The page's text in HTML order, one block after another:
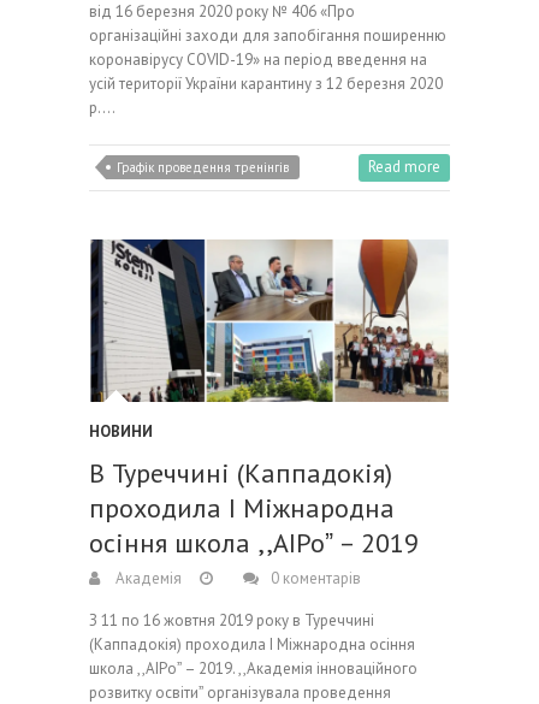
від 16 березня 2020 року № 406 «Про
організаційні заходи для запобігання поширенню
коронавірусу COVID-19» на період введення на
усій території України карантину з 12 березня 2020
р.…
Графік проведення тренінгів Read more
НОВИНИ
В Туреччині (Каппадокія)
проходила І Міжнародна
осіння школа ,,АІРоˮ – 2019
Академія 0 коментарів
З 11 по 16 жовтня 2019 року в Туреччині
(Каппадокія) проходила І Міжнародна осіння
школа ,,АІРоˮ – 2019. ,,Академія інноваційного
розвитку освітиˮ організувала проведення